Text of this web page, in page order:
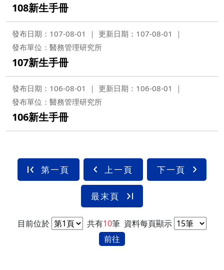
108新生手冊
發布日期：107-08-01
更新日期：107-08-01
發布單位：醫務管理研究所
107新生手冊
發布日期：106-08-01
更新日期：106-08-01
發布單位：醫務管理研究所
106新生手冊
第一頁 上一頁 下一頁
最末頁
目前位於 共有10筆 資料每頁顯示
前往